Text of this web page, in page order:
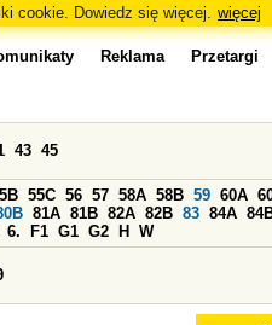
cookie. Dowiedz się więcej. więcej
Reklama Przetargi
43 45
55C 56 57 58A 58B 59 60A
81A 81B 82A 82B 83 84A
6. F1 G1 G2 H W